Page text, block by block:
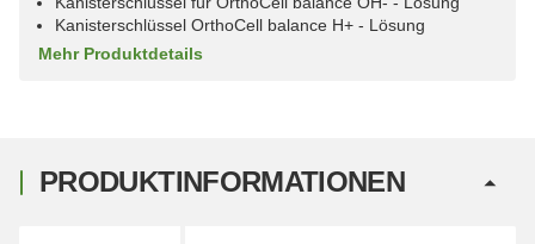
Kanisterschlüssel OrthoCell balance H+ - Lösung
Mehr Produktdetails
PRODUKTINFORMATIONEN